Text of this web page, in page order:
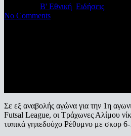
Β' Εθνική Ειδήσεις
No Comments
Σε εξ αναβολής αγώνα για την 1η
Futsal League, οι Τράχωνες Αλίμου
τυπικά γηπεδούχο Ρέθυμνο με σκορ